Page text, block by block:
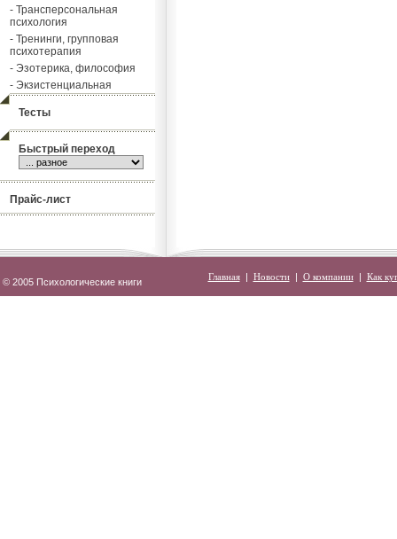
- Трансперсональная
психология
- Тренинги, групповая
психотерапия
- Эзотерика, философия
- Экзистенциальная
Тесты
Быстрый переход
Прайс-лист
© 2005 Психологические книги Главная| Новости| О компании| Как